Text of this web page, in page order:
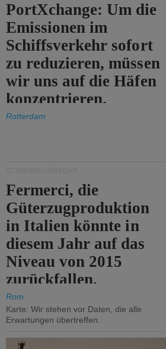
PortXchange: Um die
Emissionen im
Schiffsverkehr sofort
zu reduzieren, müssen
wir uns auf die Häfen
konzentrieren.
Rotterdam
Fermerci, die
Güterzugproduktion
in Italien könnte in
diesem Jahr auf das
Niveau von 2015
zurückfallen.
Rom
Karte: Wir stehen vor Daten, die alle
Erwartungen übertreffen.